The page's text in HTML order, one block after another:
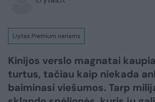
Lrytas Premium nariams
Kinijos verslo magnatai
turtus, tačiau kaip niekada
baiminasi viešumos. Tarp